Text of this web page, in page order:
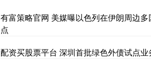
有富策略官网 美媒曝以色列在伊朗周边多
点
配资买股票平台 深圳首批绿色外债试点业